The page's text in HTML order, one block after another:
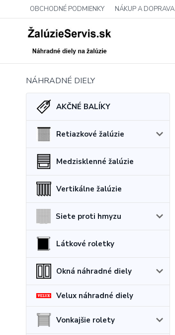
OBCHODNÉ PODMIENKY NÁKUP A DOPRAVA
NÁHRADNÉ DIELY
AKČNÉ BALÍKY
Retiazkové žalúzie
Medzisklenné žalúzie
Vertikálne žalúzie
Siete proti hmyzu
Látkové roletky
Okná náhradné diely
Velux náhradné diely
Vonkajšie rolety